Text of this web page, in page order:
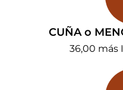
CUÑA o
36,00 más